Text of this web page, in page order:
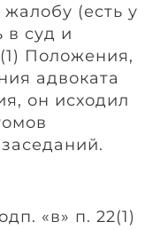
(есть у
в суд и
Положения,
адвоката
он исходил
«в» п. 22(1)